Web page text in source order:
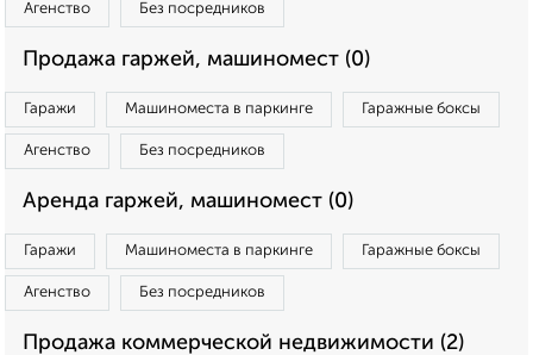
Агенство Без посредников
Продажа гаржей, машиномест (0)
Гаражи Машиноместа в паркинге Гаражные боксы
Агенство Без посредников
Аренда гаржей, машиномест (0)
Гаражи Машиноместа в паркинге Гаражные боксы
Агенство Без посредников
Продажа коммерческой недвижимости (2)